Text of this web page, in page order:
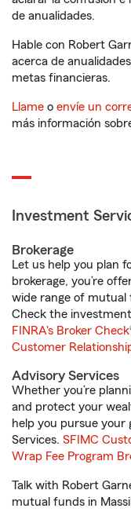
de anualidades.
Hable con Robert
acerca de
metas financieras.
Llame o envíe un
más información
Investment
Brokerage
Let us help you plan
brokerage, you’re
wide range of mutual
Check the
FINRA's Broker Check
Customer
Advisory Services
Whether you’re
and protect your
help you pursue your
Services. SFIMC
Wrap Fee Program
Talk with Robert
mutual funds in